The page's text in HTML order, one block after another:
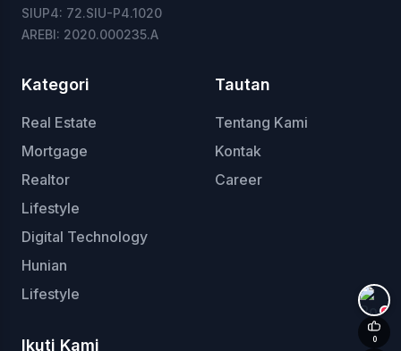
+
0
SIUP4: 72.SIU-P4.1020
AREBI: 2020.000235.A
Kategori
Real Estate
Mortgage
Realtor
Lifestyle
Digital Technology
Hunian
Lifestyle
Tautan
Tentang Kami
Kontak
Career
Ikuti Kami